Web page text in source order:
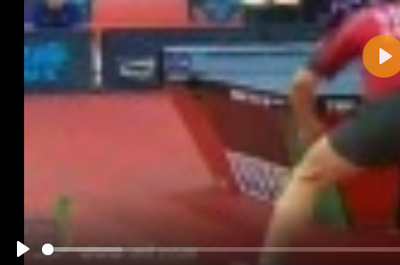
E-Mail-Adresse (optional):
Alle HTML-Tags außer <br>, <strike> und <i> werden aus Deinem Kommentar entfernt.
URLs werden automatisch umgewandelt. Bitte verwende "www." oder "http://" in URLs
Ich möchte eine E-Mail, wenn auf dieser Seite weitere Kommentare erscheinen.